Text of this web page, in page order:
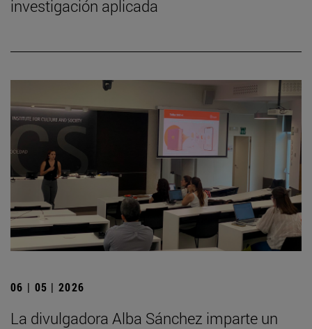
investigación aplicada
06 | 05 | 2026
La divulgadora Alba Sánchez imparte un